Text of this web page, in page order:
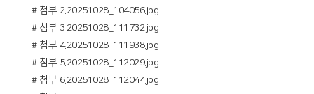
# 첨부 2.20251028_104056.jpg
# 첨부 3.20251028_111732.jpg
# 첨부 4.20251028_111938.jpg
# 첨부 5.20251028_112029.jpg
# 첨부 6.20251028_112044.jpg